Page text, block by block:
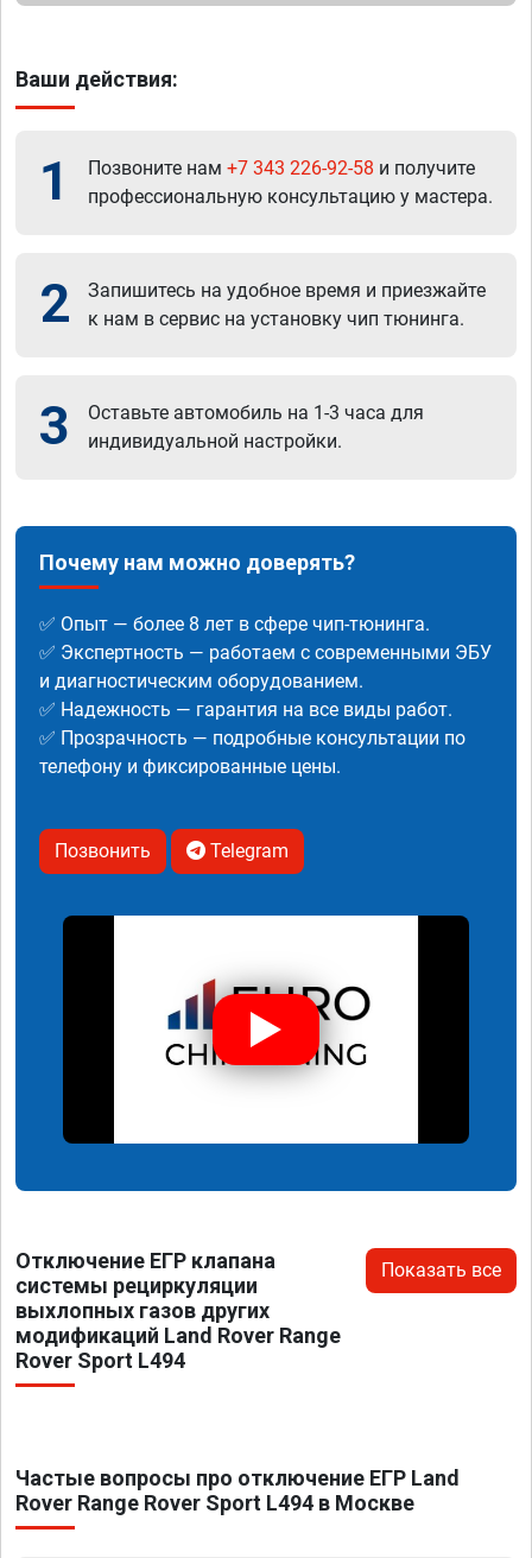
Ваши действия:
1 Позвоните нам +7 343 226-92-58 и получите
профессиональную консультацию у мастера.
2
Запишитесь на удобное время и приезжайте
к нам в сервис на установку чип тюнинга.
3
Оставьте автомобиль на 1-3 часа для
индивидуальной настройки.
Почему нам можно доверять?
✅ Опыт — более 8 лет в сфере чип-тюнинга.
✅ Экспертность — работаем с современными ЭБУ
и диагностическим оборудованием.
✅ Надежность — гарантия на все виды работ.
✅ Прозрачность — подробные консультации по
телефону и фиксированные цены.
Позвонить Telegram
Отключение ЕГР клапана
системы рециркуляции
выхлопных газов других
модификаций Land Rover Range
Rover Sport L494
Показать все
Частые вопросы про отключение ЕГР Land
Rover Range Rover Sport L494 в Москве